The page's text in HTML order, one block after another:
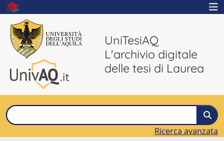
UniTesiAQ
L'archivio digitale
delle tesi di Laurea
Ricerca avanzata